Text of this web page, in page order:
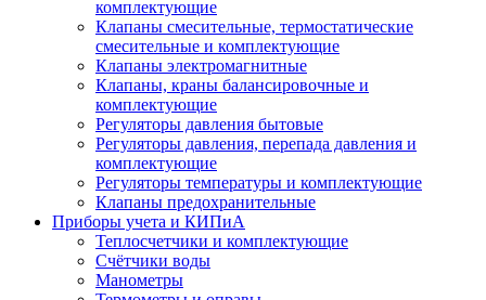
комплектующие
Клапаны смесительные, термостатические
смесительные и комплектующие
Клапаны электромагнитные
Клапаны, краны балансировочные и
комплектующие
Регуляторы давления бытовые
Регуляторы давления, перепада давления и
комплектующие
Регуляторы температуры и комплектующие
Клапаны предохранительные
Приборы учета и КИПиА
Теплосчетчики и комплектующие
Счётчики воды
Манометры